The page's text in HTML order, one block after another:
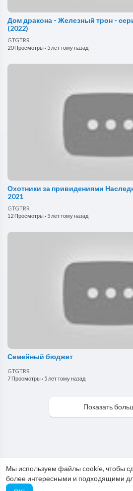
Мы используем файлы cookie, чтобы
более интересными и подходящими
Дом дракона - Железный трон -
(2022)
GTGTRR
20 Просмотры· 5 лет тому назад
Охотники за привидениями
2021
GTGTRR
12 Просмотры· 5 лет тому назад
Семейный бюджет
GTGTRR
7 Просмотры· 5 лет тому назад
Показать